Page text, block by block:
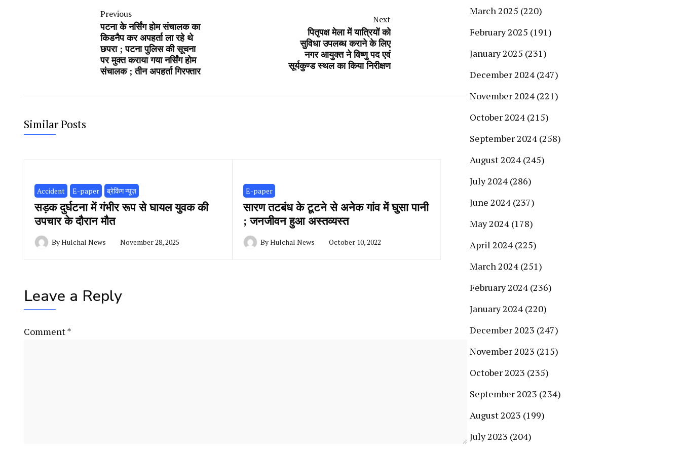
Previous
पटना के नर्सिंग होम संचालक का
किडनैप कर अपहर्ता ला रहे थे
छपरा ; पटना पुलिस की सूचना
पर मुक्त कराया गया नर्सिंग होम
संचालक ; तीन अपहर्ता गिरफ्तार
Next
पितृपक्ष मेला में यात्रियों को
सुविधा उपलब्ध कराने के लिए
नगर आयुक्त ने विष्णु पद एवं
सूर्यकुण्ड स्थल का किया निरीक्षण
Similar Posts
Accident E-paper ब्रेकिंग न्यूज़
सड़क दुर्घटना में गंभीर रूप से घायल युवक की
उपचार के दौरान मौत
ByHulchal News November 28, 2025
E-paper
सारण तटबंध के टूटने से अनेक गांव में घुसा पानी
; जनजीवन हुआ अस्तव्यस्त
ByHulchal News October 10, 2022
Leave a Reply
Comment*
March 2025 (220)
February 2025 (191)
January 2025 (231)
December 2024 (247)
November 2024 (221)
October 2024 (215)
September 2024 (258)
August 2024 (245)
July 2024 (286)
June 2024 (237)
May 2024 (178)
April 2024 (225)
March 2024 (251)
February 2024 (236)
January 2024 (220)
December 2023 (247)
November 2023 (215)
October 2023 (235)
September 2023 (234)
August 2023 (199)
July 2023 (204)